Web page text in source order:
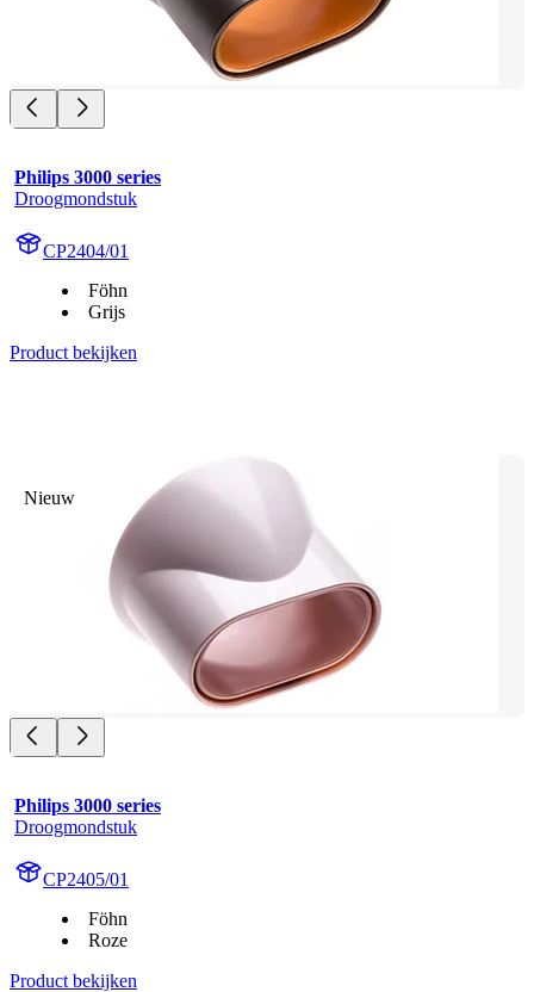
Philips 3000 series
Droogmondstuk
CP2404/01
Föhn
Grijs
Product bekijken
Nieuw
Philips 3000 series
Droogmondstuk
CP2405/01
Föhn
Roze
Product bekijken